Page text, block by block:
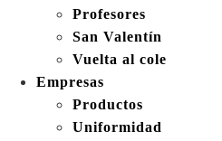
Profesores
San Valentín
Vuelta al cole
Empresas
Productos
Uniformidad